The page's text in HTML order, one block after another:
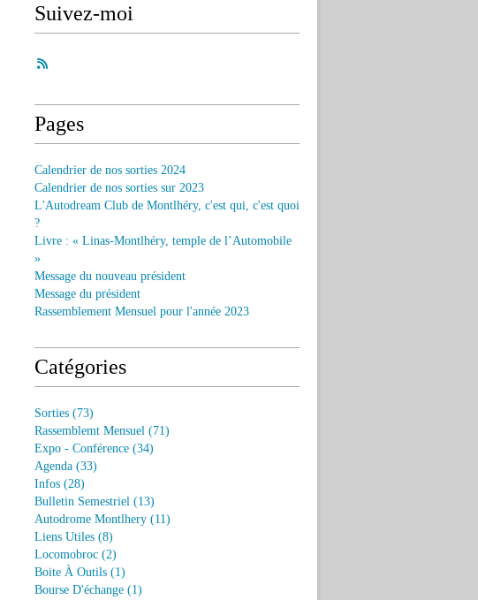
Suivez-moi
Pages
Calendrier de nos sorties 2024
Calendrier de nos sorties sur 2023
L'Autodream Club de Montlhéry, c'est qui, c'est quoi
?
Livre : « Linas-Montlhéry, temple de l’Automobile
»
Message du nouveau président
Message du président
Rassemblement Mensuel pour l'année 2023
Catégories
Sorties (73)
Rassemblemt Mensuel (71)
Expo - Conférence (34)
Agenda (33)
Infos (28)
Bulletin Semestriel (13)
Autodrome Montlhery (11)
Liens Utiles (8)
Locomobroc (2)
Boite À Outils (1)
Bourse D'échange (1)